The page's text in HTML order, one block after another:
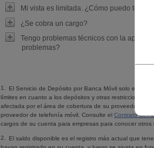
Mi vista es limitada. ¿Cómo puedo tomar
¿Se cobra un cargo?
Tengo problemas técnicos con la app de
problemas?
1. El Servicio de Depósito por Banca Móvil solo está
límites en cuanto a los depósitos y otras restricciones.
afectada por el área de cobertura de su proveedor de
proveedor de telefonía móvil. Consulte el Contrato de
cargos de su cuenta para empresas para conocer otros
2.
El saldo disponible es el registro más actual que